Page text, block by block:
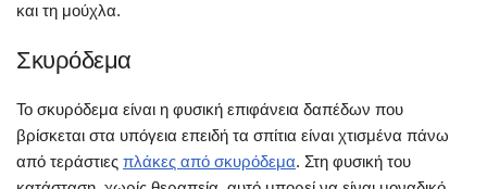
και τη μούχλα.
Σκυρόδεμα
Το σκυρόδεμα είναι η φυσική επιφάνεια δαπέδων που
βρίσκεται στα υπόγεια επειδή τα σπίτια είναι χτισμένα πάνω
από τεράστιες πλάκες από σκυρόδεμα. Στη φυσική του